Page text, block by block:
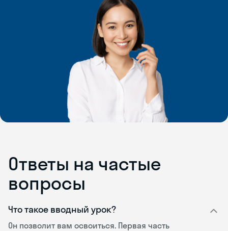
Ответы на частые
вопросы
Что такое вводный урок?
Он позволит вам освоиться. Первая часть